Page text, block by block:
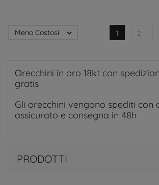
PRODOTTI
Meno Costosi  1 2
Orecchini in oro 18kt con
gratis
Gli orecchini vengono spediti con
assicurato e consegna in 48h